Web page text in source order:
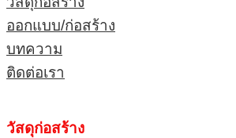
ออกแบบ/ก่อสร้าง
บทความ
ติดต่อเรา
วัสดุก่อสร้าง